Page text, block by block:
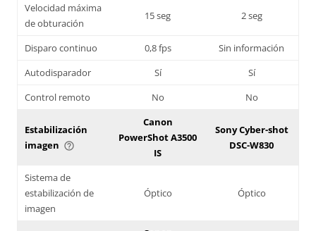
Velocidad máxima
de obturación
15 seg 2 seg
Disparo continuo 0,8 fps
Sin información
Autodisparador
Sí
Sí
Control remoto
No No
Estabilización
imagen help_outline
Canon
PowerShot A3500
IS
Sony Cyber-shot
DSC-W830
Sistema de
estabilización de
imagen
Óptico Óptico